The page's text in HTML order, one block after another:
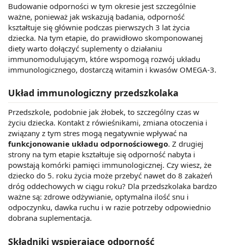
Budowanie odporności w tym okresie jest szczególnie
ważne, ponieważ jak wskazują badania, odporność
kształtuje się głównie podczas pierwszych 3 lat życia
dziecka. Na tym etapie, do prawidłowo skomponowanej
diety warto dołączyć suplementy o działaniu
immunomodulującym, które wspomogą rozwój układu
immunologicznego, dostarczą witamin i kwasów OMEGA-3.
Układ immunologiczny przedszkolaka
Przedszkole, podobnie jak żłobek, to szczególny czas w
życiu dziecka. Kontakt z rówieśnikami, zmiana otoczenia i
związany z tym stres mogą negatywnie wpływać na
funkcjonowanie układu odpornościowego. Z drugiej
strony na tym etapie kształtuje się odporność nabyta i
powstają komórki pamięci immunologicznej. Czy wiesz, że
dziecko do 5. roku życia może przebyć nawet do 8 zakażeń
dróg oddechowych w ciągu roku? Dla przedszkolaka bardzo
ważne są: zdrowe odżywianie, optymalna ilość snu i
odpoczynku, dawka ruchu i w razie potrzeby odpowiednio
dobrana suplementacja.
Składniki wspierające odporność